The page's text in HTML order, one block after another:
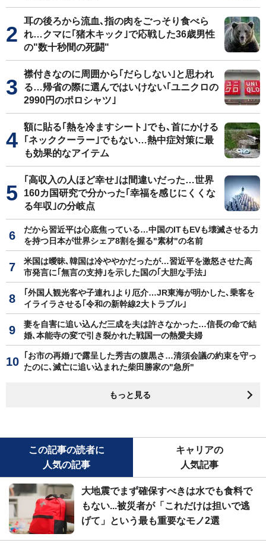
耳の後ろから流血､指の肉をごっそり食べら
れ…クマに｢猪木キック｣で応戦した36歳男性
の"数十秒間の死闘"
襟付きなのに周囲から｢だらしない｣と思われ
る…帰省の際に選んではいけない｢ユニクロの
2990円のポロシャツ｣
額に貼る｢熱を冷ますシート｣でも､首にかける
｢ネッククーラー｣でもない…熱中症対策に最
も効果的なアイテム
｢高収入の人ほど幸せ｣は間違いだった…世界
160カ国研究で分かった｢幸福を感じにくくな
る年収｣の分岐点
だから習近平は心底焦っている…中国のITもEVも壊滅させる力
を持つ日本が世界シェア8割を握る"素材"の名前
米国は曖昧､韓国は冷ややかだったが…習近平を激怒させた高
市発言に｢無言の支持｣を示した国の｢大胆な手法｣
｢外国人観光客や子連れ｣より厄介…JR東海が明かした､乗客を
イライラさせる｢令和の新幹線2大トラブル｣
妻を自害に追い込んだ三成を夫は許さなかった…信長の命で結
婚､本能寺の変で引き裂かれた戦国一の熱愛夫婦
｢お市の再婚｣で露呈した秀吉の腹黒さ…清須会議の約束を守っ
たのに､滅亡に追い込まれた柴田勝家の"急所"
もっと見る
この記事の読者に
人気の記事
キャリアの
人気記事
大地震でまず確保すべきは水でも食料で
もない...被災者が「これだけは担いで逃
げて」という最も重要なモノ2選